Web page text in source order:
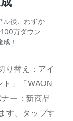
り替え：アイ
」「WAON
ー：新商品
す。タップす